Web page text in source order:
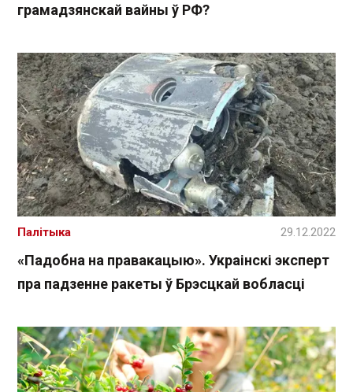
грамадзянскай вайны ў РФ?
«Падобна на правакацыю». Украінскі эксперт
пра падзенне ракеты ў Брэсцкай вобласці
Палітыка 29.12.2022